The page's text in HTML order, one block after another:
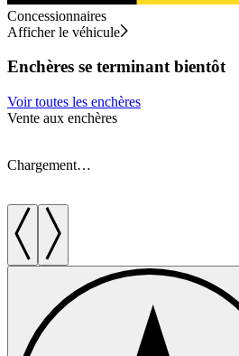
Concessionnaires
Afficher le véhicule
Enchères se terminant bientôt
Voir toutes les enchères
Vente aux enchères
Chargement…